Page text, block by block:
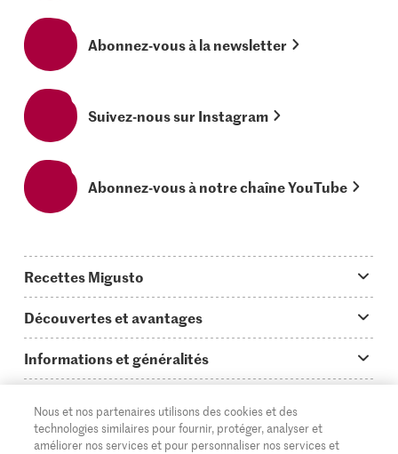
Abonnez-vous à la newsletter
Suivez-nous sur Instagram
Abonnez-vous à notre chaîne YouTube
Recettes Migusto
Idées de menus
Plats principaux
Simple & vite prêt
Découvertes et avantages
On en parle...
Tutoriels
Informations et généralités
Questions concernant Migusto
Cuisiner avec Migusto
Supermarché
Nous et nos partenaires utilisons des cookies et des
technologies similaires pour fournir, protéger, analyser et
améliorer nos services et pour personnaliser nos services et